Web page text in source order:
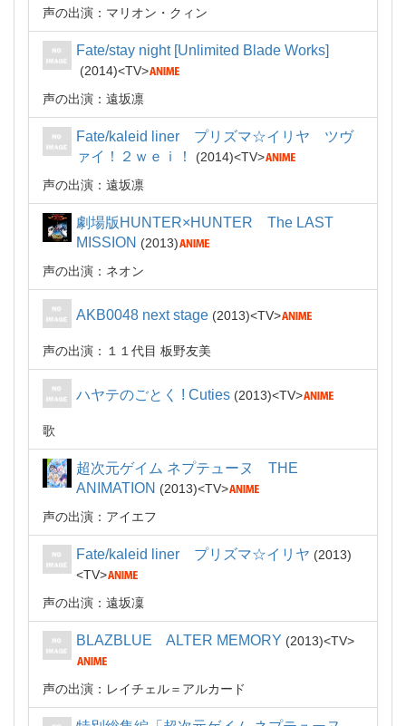
声の出演：マリオン・クィン
Fate/stay night [Unlimited Blade Works]
2014
TV
声の出演：遠坂凛
Fate/kaleid liner プリズマ☆イリヤ ツヴ
ァイ！２ｗｅｉ！
2014
TV
声の出演：遠坂凛
劇場版HUNTER×HUNTER The LAST
MISSION
2013
声の出演：ネオン
AKB0048 next stage 2013 TV
声の出演：１１代目 板野友美
ハヤテのごとく ! Cuties 2013 TV
歌
超次元ゲイム ネプテューヌ THE
ANIMATION
2013
TV
声の出演：アイエフ
Fate/kaleid liner プリズマ☆イリヤ
2013
TV
声の出演：遠坂凜
BLAZBLUE ALTER MEMORY 2013 TV
声の出演：レイチェル＝アルカード